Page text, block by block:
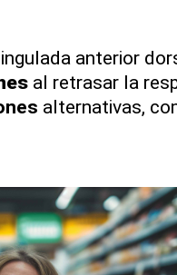
anterior
al retrasar la
alternativas,